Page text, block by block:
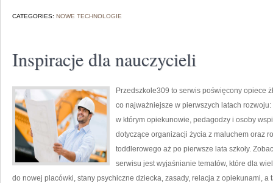
CATEGORIES: NOWE TECHNOLOGIE
Inspiracje dla nauczycieli
Przedszkole309 to serwis poświęcony opiece
co najważniejsze w pierwszych latach
w którym opiekunowie, pedagodzy i osoby
dotyczące organizacji życia z maluchem oraz
toddlerowego aż po pierwsze lata szkoły.
serwisu jest wyjaśnianie tematów, które dla
do nowej placówki, stany psychiczne dziecka, zasady, relacja z opiekunami,